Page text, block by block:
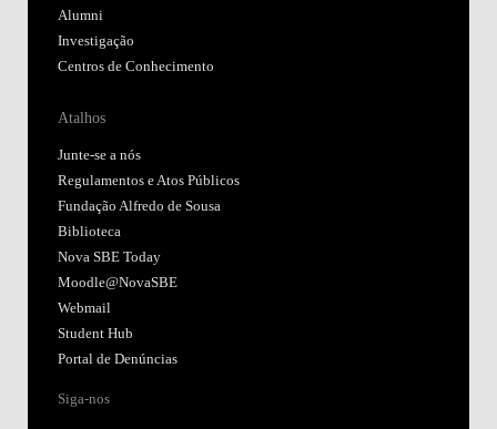
Alumni
Investigação
Centros de Conhecimento
Atalhos
Junte-se a nós
Regulamentos e Atos Públicos
Fundação Alfredo de Sousa
Biblioteca
Nova SBE Today
Moodle@NovaSBE
Webmail
Student Hub
Portal de Denúncias
Siga-nos